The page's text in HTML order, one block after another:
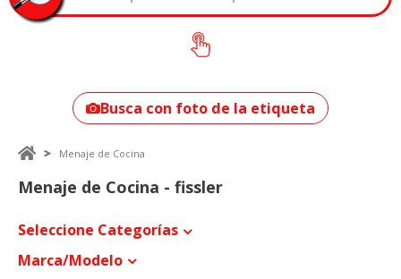
¿Cómo encontrar
tu modelo?
Busca con foto de la etiqueta
Menaje de Cocina
Menaje de Cocina - fissler
Seleccione Categorías
Marca/modelo